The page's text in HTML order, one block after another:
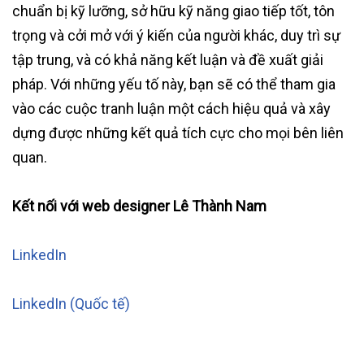
chuẩn bị kỹ lưỡng, sở hữu kỹ năng giao tiếp tốt, tôn
trọng và cởi mở với ý kiến của người khác, duy trì sự
tập trung, và có khả năng kết luận và đề xuất giải
pháp. Với những yếu tố này, bạn sẽ có thể tham gia
vào các cuộc tranh luận một cách hiệu quả và xây
dựng được những kết quả tích cực cho mọi bên liên
quan.
Kết nối với web designer Lê Thành Nam
LinkedIn
LinkedIn (Quốc tế)